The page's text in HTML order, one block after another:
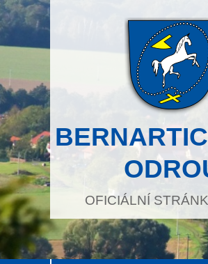
OFICIÁLNÍ